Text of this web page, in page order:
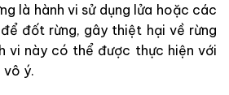
là hành vi sử dụng lửa hoặc các
đốt rừng, gây thiệt hại về rừng
vi này có thể được thực hiện với
vô ý.